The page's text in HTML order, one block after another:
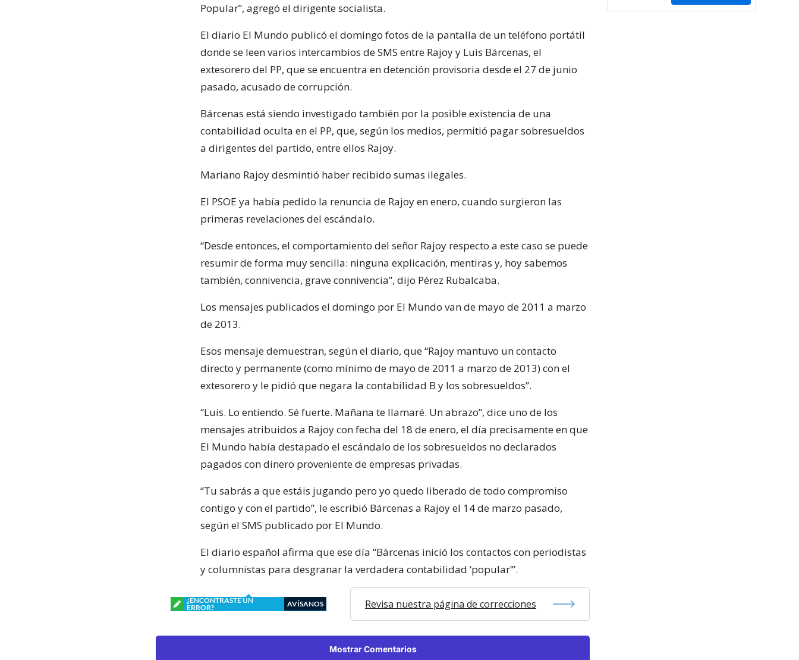
Popular”, agregó el dirigente socialista.
El diario El Mundo publicó el domingo fotos de la pantalla de un teléfono portátil
donde se leen varios intercambios de SMS entre Rajoy y Luis Bárcenas, el
extesorero del PP, que se encuentra en detención provisoria desde el 27 de junio
pasado, acusado de corrupción.
Bárcenas está siendo investigado también por la posible existencia de una
contabilidad oculta en el PP, que, según los medios, permitió pagar sobresueldos
a dirigentes del partido, entre ellos Rajoy.
Mariano Rajoy desmintió haber recibido sumas ilegales.
El PSOE ya había pedido la renuncia de Rajoy en enero, cuando surgieron las
primeras revelaciones del escándalo.
“Desde entonces, el comportamiento del señor Rajoy respecto a este caso se puede
resumir de forma muy sencilla: ninguna explicación, mentiras y, hoy sabemos
también, connivencia, grave connivencia”, dijo Pérez Rubalcaba.
Los mensajes publicados el domingo por El Mundo van de mayo de 2011 a marzo
de 2013.
Esos mensaje demuestran, según el diario, que “Rajoy mantuvo un contacto
directo y permanente (como mínimo de mayo de 2011 a marzo de 2013) con el
extesorero y le pidió que negara la contabilidad B y los sobresueldos”.
“Luis. Lo entiendo. Sé fuerte. Mañana te llamaré. Un abrazo”, dice uno de los
mensajes atribuidos a Rajoy con fecha del 18 de enero, el día precisamente en que
El Mundo había destapado el escándalo de los sobresueldos no declarados
pagados con dinero proveniente de empresas privadas.
“Tu sabrás a que estáis jugando pero yo quedo liberado de todo compromiso
contigo y con el partido”, le escribió Bárcenas a Rajoy el 14 de marzo pasado,
según el SMS publicado por El Mundo.
El diario español afirma que ese día “Bárcenas inició los contactos con periodistas
y columnistas para desgranar la verdadera contabilidad ‘popular’”.
¿ENCONTRASTE UN
ERROR?
AVÍSANOS Revisa nuestra página de correcciones
Mostrar Comentarios